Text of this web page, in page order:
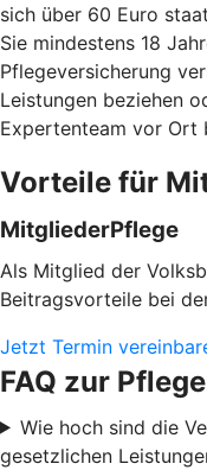
sich über 60 Euro
Sie mindestens 18
Pflegeversicherung
Leistungen beziehen
Expertenteam vor Ort
Vorteile für
MitgliederPflege
Als Mitglied der
Beitragsvorteile bei
Jetzt Termin
FAQ zur
Wie hoch sind die
gesetzlichen